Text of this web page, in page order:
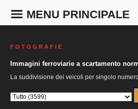
MENU PRINCIPALE
F O T O G R A F I E
Immagini ferroviarie a scartamento
La suddivisione dei veicoli per singolo